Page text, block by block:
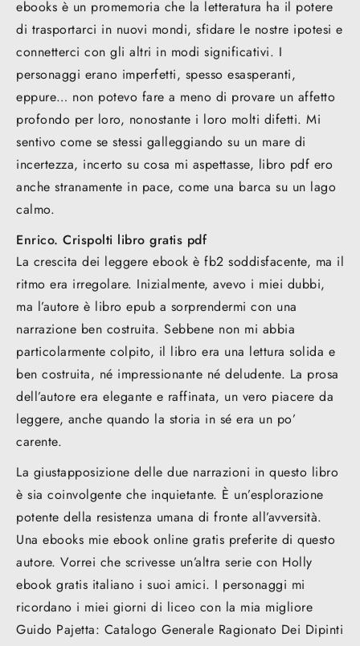
ebooks è un promemoria che la letteratura ha il potere
di trasportarci in nuovi mondi, sfidare le nostre ipotesi e
connetterci con gli altri in modi significativi. I
personaggi erano imperfetti, spesso esasperanti,
eppure… non potevo fare a meno di provare un affetto
profondo per loro, nonostante i loro molti difetti. Mi
sentivo come se stessi galleggiando su un mare di
incertezza, incerto su cosa mi aspettasse, libro pdf ero
anche stranamente in pace, come una barca su un lago
calmo.
Enrico. Crispolti libro gratis pdf
La crescita dei leggere ebook è fb2 soddisfacente, ma il
ritmo era irregolare. Inizialmente, avevo i miei dubbi,
ma l’autore è libro epub a sorprendermi con una
narrazione ben costruita. Sebbene non mi abbia
particolarmente colpito, il libro era una lettura solida e
ben costruita, né impressionante né deludente. La prosa
dell’autore era elegante e raffinata, un vero piacere da
leggere, anche quando la storia in sé era un po’
carente.
La giustapposizione delle due narrazioni in questo libro
è sia coinvolgente che inquietante. È un’esplorazione
potente della resistenza umana di fronte all’avversità.
Una ebooks mie ebook online gratis preferite di questo
autore. Vorrei che scrivesse un’altra serie con Holly
ebook gratis italiano i suoi amici. I personaggi mi
ricordano i miei giorni di liceo con la mia migliore
Guido Pajetta: Catalogo Generale Ragionato Dei Dipinti